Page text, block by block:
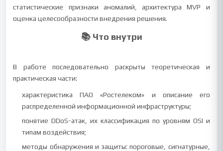
статистические признаки аномалий, архитектура MVP и
оценка целесообразности внедрения решения.
📚 Что внутри
В работе последовательно раскрыты теоретическая и
практическая части:
характеристика ПАО «Ростелеком» и описание его
распределенной информационной инфраструктуры;
понятие DDoS-атак, их классификация по уровням OSI и
типам воздействия;
методы обнаружения и защиты: пороговые, сигнатурные,